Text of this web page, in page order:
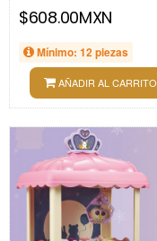
$608.00MXN
Mínimo: 12 piezas
AÑADIR AL CARRITO